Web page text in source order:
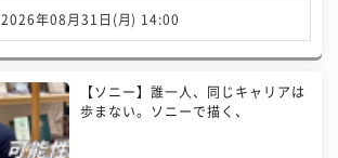
2026年08月31日(月) 14:00
【ソニー】誰一人、同じキャリアは
歩まない。ソニーで描く、